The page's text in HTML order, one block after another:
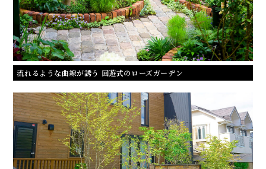
流れるような曲線が誘う 回遊式のローズガーデン